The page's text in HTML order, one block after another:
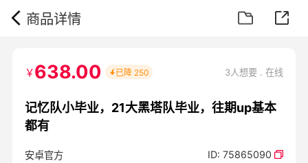
商品详情
￥638.00 已降 250 3人想要 . 在线
记忆队小毕业，21大黑塔队毕业，往期up基本
都有
安卓官方 ID:75865090